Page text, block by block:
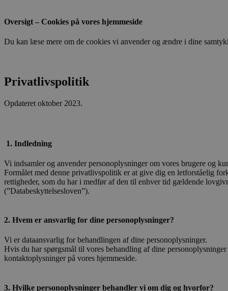
Oversigt – Cookies på vores hjemmeside
Du kan læse mere om de cookies vi anvender og ændre i dine
Privatlivspolitik
Opdateret oktober 2023.
1. Indledning
Vi indsamler og anvender personoplysninger om vores brugere og
Formålet med denne privatlivspolitik er at give dig en letforståelig
rettigheder, som du har i medfør af den til enhver tid gældende
(”Databeskyttelsesloven”).
2. Hvem er ansvarlig for dine personoplysninger?
Vi er dataansvarlig for behandlingen af dine personoplysninger.
Hvis du har spørgsmål til vores behandling af dine
kontaktoplysninger på vores hjemmeside.
3. Hvilke personoplysninger behandler vi om dig og hvorfor?